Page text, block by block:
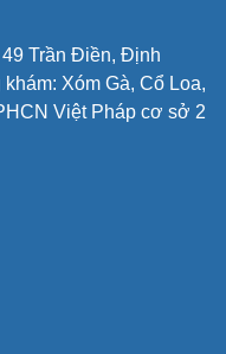
Trần Điền, Định
Xóm Gà, Cổ Loa,
Việt Pháp cơ sở 2